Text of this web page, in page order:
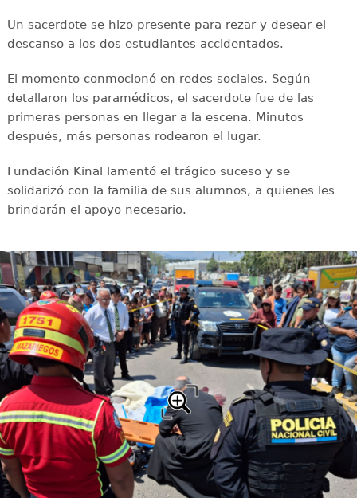
Un sacerdote se hizo presente para rezar y desear el
descanso a los dos estudiantes accidentados.
El momento conmocionó en redes sociales. Según
detallaron los paramédicos, el sacerdote fue de las
primeras personas en llegar a la escena. Minutos
después, más personas rodearon el lugar.
Fundación Kinal lamentó el trágico suceso y se
solidarizó con la familia de sus alumnos, a quienes les
brindarán el apoyo necesario.